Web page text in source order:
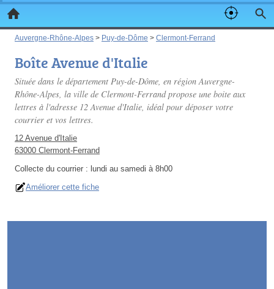
Auvergne-Rhône-Alpes > Puy-de-Dôme > Clermont-Ferrand
Boîte Avenue d'Italie
Située dans le département Puy-de-Dôme, en région Auvergne-
Rhône-Alpes, la ville de Clermont-Ferrand propose une boite aux
lettres à l'adresse 12 Avenue d'Italie, idéal pour déposer votre
courrier et vos lettres.
12 Avenue d'Italie
63000 Clermont-Ferrand
Collecte du courrier : lundi au samedi à 8h00
Améliorer cette fiche